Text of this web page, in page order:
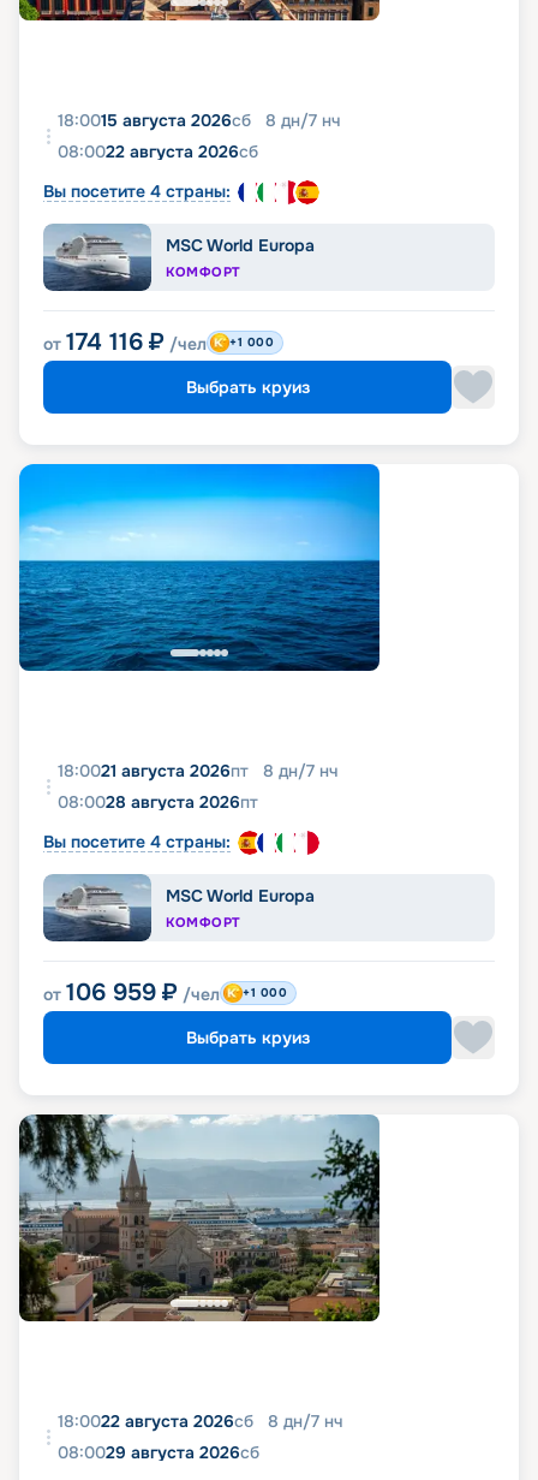
18:0015 августа 2026сб 8 дн/7 нч
08:0022 августа 2026сб
Вы посетите 4 страны:
MSC World Europa
КОМФОРТ
от 174 116 ₽ /чел +1 000
Выбрать круиз
18:0021 августа 2026пт 8 дн/7 нч
08:0028 августа 2026пт
Вы посетите 4 страны:
MSC World Europa
КОМФОРТ
от 106 959 ₽ /чел +1 000
Выбрать круиз
18:0022 августа 2026сб 8 дн/7 нч
08:0029 августа 2026сб